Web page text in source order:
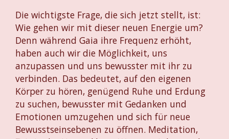
Die wichtigste Frage, die sich jetzt stellt, ist:
Wie gehen wir mit dieser neuen Energie um?
Denn während Gaia ihre Frequenz erhöht,
haben auch wir die Möglichkeit, uns
anzupassen und uns bewusster mit ihr zu
verbinden. Das bedeutet, auf den eigenen
Körper zu hören, genügend Ruhe und Erdung
zu suchen, bewusster mit Gedanken und
Emotionen umzugehen und sich für neue
Bewusstseinsebenen zu öffnen. Meditation,